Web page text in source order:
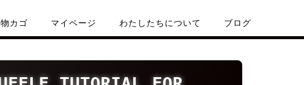
カゴ マイページ わたしたちについて ブログ